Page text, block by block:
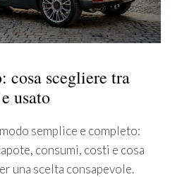
cosa scegliere tra
usato
semplice e completo:
consumi, costi e cosa
una scelta consapevole.